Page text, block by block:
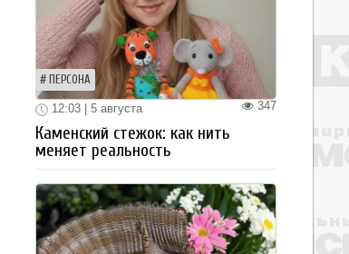
ПЕРСОНА
347
12:03 | 5 августа
Каменский стежок: как нить
меняет реальность